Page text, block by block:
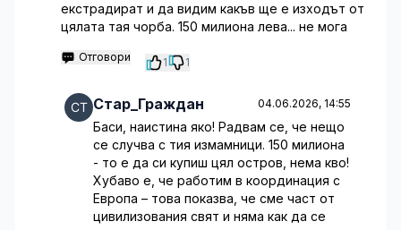
екстрадират и да видим какъв ще е изходът от
цялата тая чорба. 150 милиона лева... не мога
Отговори 1 1
Стар_Граждан 04.06.2026, 14:55
Баси, наистина яко! Радвам се, че нещо
се случва с тия измамници. 150 милиона
- то е да си купиш цял остров, нема кво!
Хубаво е, че работим в координация с
Европа – това показва, че сме част от
цивилизования свят и няма как да се